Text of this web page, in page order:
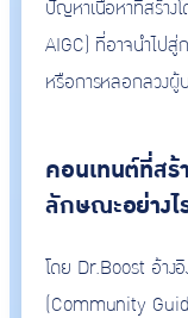
ปัญหาเนื้อหาที่สร้า
AIGC) ที่อาจนำไป
หรือการหลอกลวงผู้
คอนเทนต์ที่สร้
ลักษณะอย่างไ
โดย Dr.Boost อ้าง
(Community